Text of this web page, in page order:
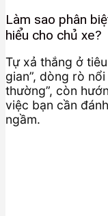
Làm sao phân
hiểu cho chủ xe?
Tự xả thắng ở
gian”, dòng rò
thường”, còn
việc bạn cần
ngầm.